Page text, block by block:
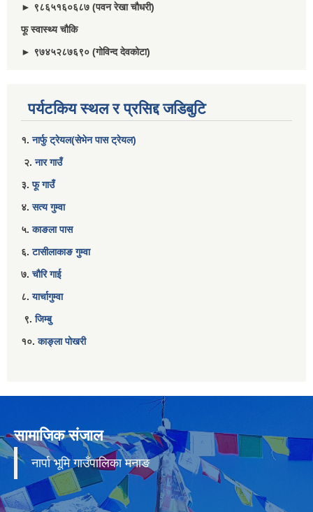
► ९८६५१६०६८७ (पवन रेखा चौधरी)
फू स्वास्थ्य चौकि
► ९७४५२८७६९० (गोविन्द देवकोटा)
पर्यटकिय स्थल र प्रसिद्द जडिबुटि
१.नार्फु ट्रेयल(सेभेन पास ट्रेयल)
२.नार गाउँ
३.फू गाउँ
४.सत्य गुम्वा
५.काङला पास
६.टासीलाकाङ गुम्वा
७.चौरि गाई
८.यार्चागुम्वा
९.जिम्बु
१०.काङ्ला पोखरी
सामाजिक संजाल
नार्पा भूमि गाउँपालिका मनाङ